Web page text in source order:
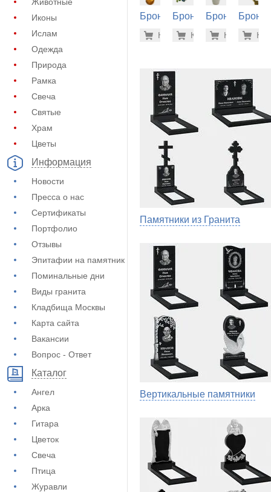
Иконы
Ислам
Одежда
Природа
Рамка
Свеча
Святые
Храм
Цветы
Информация
Новости
Пресса о нас
Сертификаты
Портфолио
Отзывы
Эпитафии на памятник
Поминальные дни
Виды гранита
Кладбища Москвы
Карта сайта
Вакансии
Вопрос - Ответ
Каталог
Ангел
Арка
Гитара
Цветок
Свеча
Птица
Журавли
Бронза
памятник
-7% 59.700
Купить
Бронза
памятник
-7%
Купить
Бронза
памятник
-
Купить
Бронза
Памятники из Гранита
Вертикальные памятники